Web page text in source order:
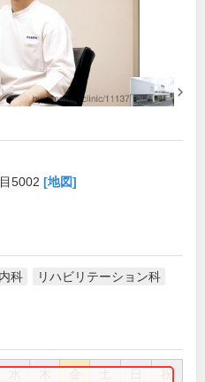
5002 [地図]
科
リハビリテーション科
祝